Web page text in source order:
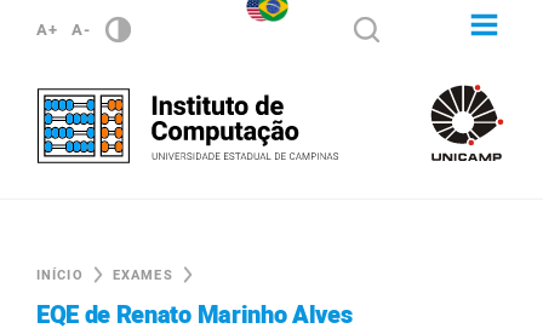
A+ A-
INÍCIO EXAMES
EQE de Renato Marinho Alves